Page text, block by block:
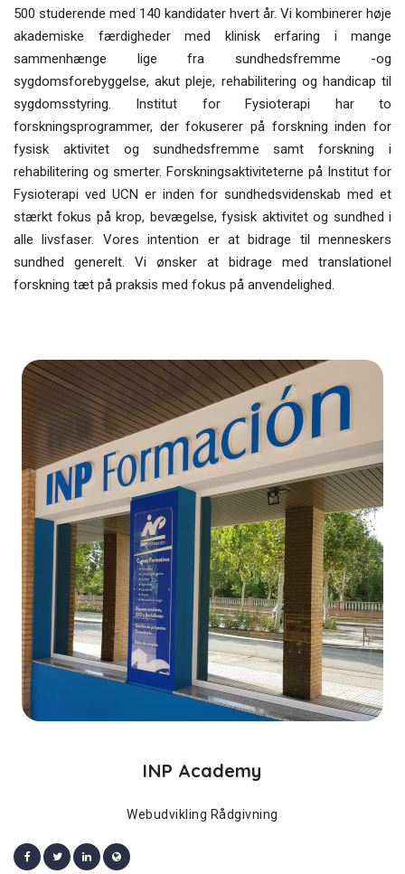
500 studerende med 140 kandidater hvert år. Vi kombinerer høje
akademiske færdigheder med klinisk erfaring i mange
sammenhænge lige fra sundhedsfremme -og
sygdomsforebyggelse, akut pleje, rehabilitering og handicap til
sygdomsstyring. Institut for Fysioterapi har to
forskningsprogrammer, der fokuserer på forskning inden for
fysisk aktivitet og sundhedsfremme samt forskning i
rehabilitering og smerter. Forskningsaktiviteterne på Institut for
Fysioterapi ved UCN er inden for sundhedsvidenskab med et
stærkt fokus på krop, bevægelse, fysisk aktivitet og sundhed i
alle livsfaser. Vores intention er at bidrage til menneskers
sundhed generelt. Vi ønsker at bidrage med translationel
forskning tæt på praksis med fokus på anvendelighed.
INP Academy
Webudvikling Rådgivning